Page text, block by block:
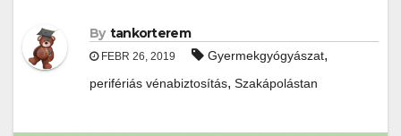
By tankorterem
FEBR 26, 2019 Gyermekgyógyászat,
perifériás vénabiztosítás, Szakápolástan